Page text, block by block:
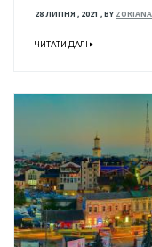
28 ЛИПНЯ , 2021 ,BY
ЧИТАТИ ДАЛІ